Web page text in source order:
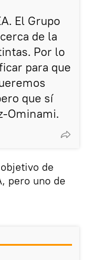
El Grupo
de la
Por lo
para que
que sí
Ominami.
de
pero uno de